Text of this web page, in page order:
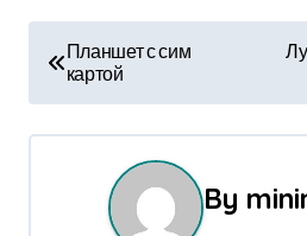
а
в
Планшет с сим
картой
By